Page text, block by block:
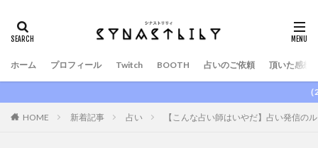
ホーム プロフィール Twitch BOOTH 占いのご依頼 頂いた感想
（2025/09/11）
HOME 新着記事 占い 【こんな占い師はいやだ】占い発信の